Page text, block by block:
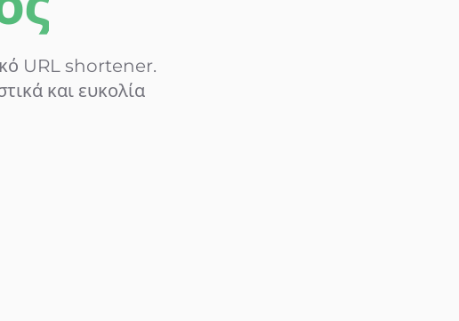
URL shortener.
και ευκολία